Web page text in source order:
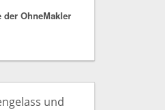
der OhneMakler
und